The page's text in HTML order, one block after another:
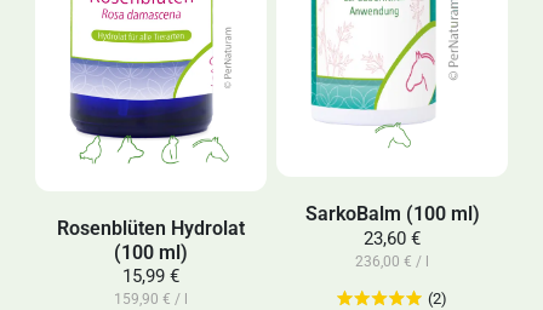
Rosenblüten Hydrolat
(100 ml)
15,99 €
159,90 € / l
SarkoBalm (100 ml)
23,60 €
236,00 € / l
(2)